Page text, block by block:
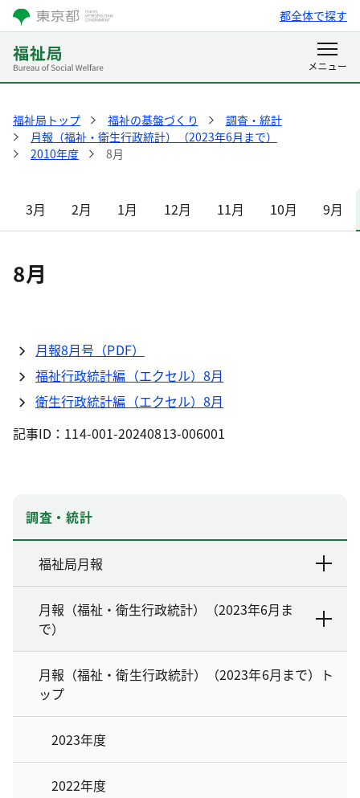
都全体で探す
福祉局トップ 福祉の基盤づくり
調査・統計
月報（福祉・衛生行政統計）（2023年6月まで）
2010年度
8月
3月 2月 1月 12月 11月 10月 9月
8月
月報8月号（PDF）
福祉行政統計編（エクセル）8月
衛生行政統計編（エクセル）8月
記事ID：114-001-20240813-006001
調査・統計
福祉局月報
月報（福祉・衛生行政統計）（2023年6月ま
で）
月報（福祉・衛生行政統計）（2023年6月まで）ト
ップ
2023年度
2022年度